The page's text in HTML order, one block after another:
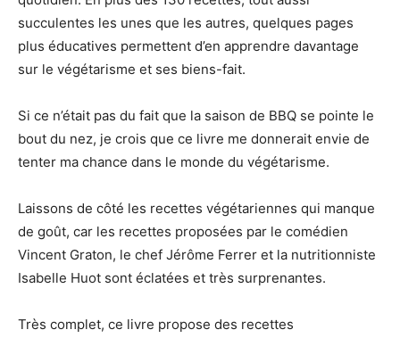
succulentes les unes que les autres, quelques pages
plus éducatives permettent d’en apprendre davantage
sur le végétarisme et ses biens-fait.
Si ce n’était pas du fait que la saison de BBQ se pointe le
bout du nez, je crois que ce livre me donnerait envie de
tenter ma chance dans le monde du végétarisme.
Laissons de côté les recettes végétariennes qui manque
de goût, car les recettes proposées par le comédien
Vincent Graton, le chef Jérôme Ferrer et la nutritionniste
Isabelle Huot sont éclatées et très surprenantes.
Très complet, ce livre propose des recettes